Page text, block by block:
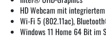
HD Webcam mit
Wi-Fi 5 (802.11ac),
Windows 11 Home 64 Bit im